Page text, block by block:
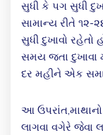
સુધી કે પગ સુધી
સામાન્ય રીતે
સુધી દુખાવો રહેતો
સમય જતા દુખાવા
દર મહીને એક
આ ઉપરાંત,માથાનો
લાગવા વગેરે જેવા